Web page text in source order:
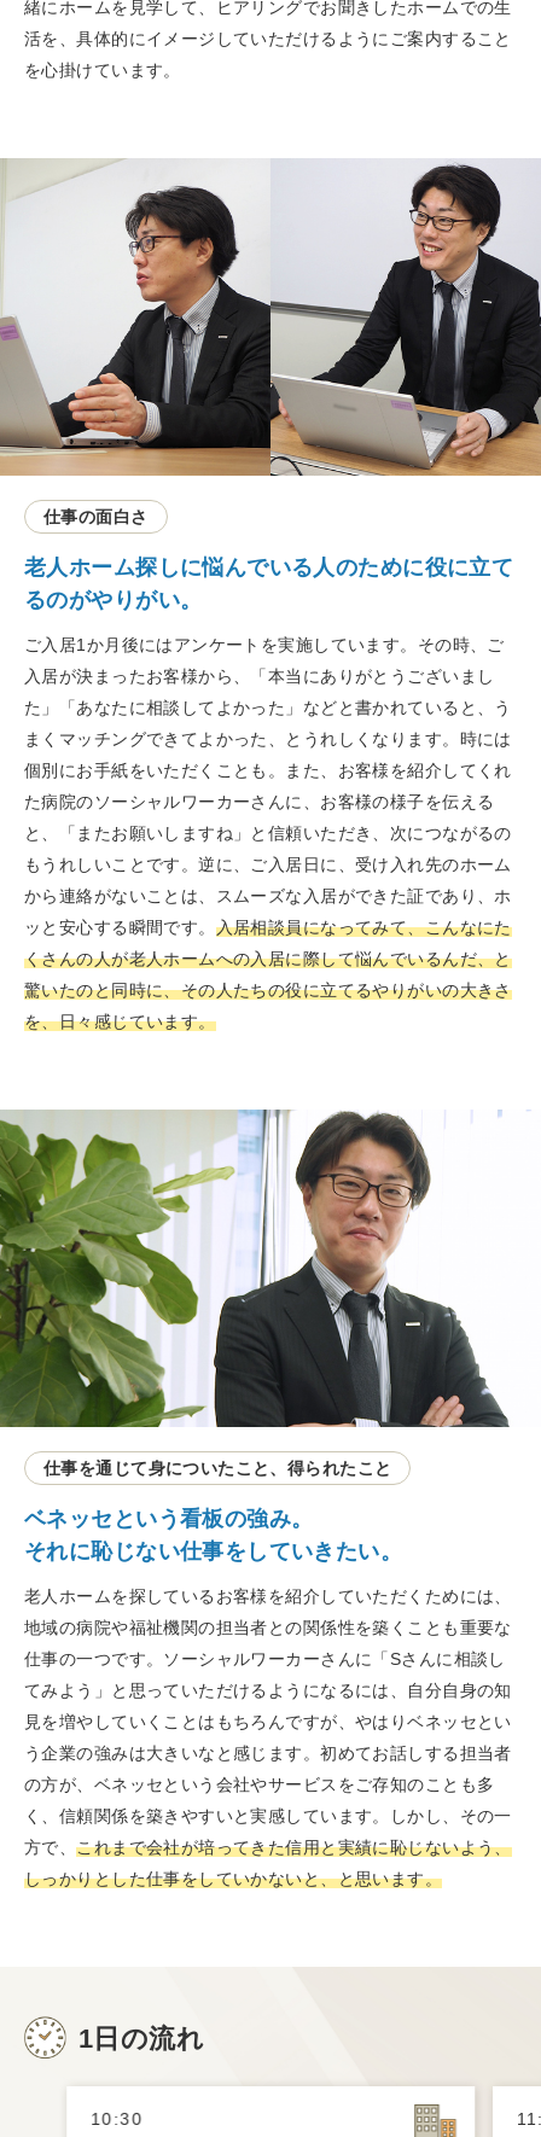
緒にホームを見学して、ヒアリングでお聞きしたホームでの生
活を、具体的にイメージしていただけるようにご案内すること
を心掛けています。
仕事の面白さ
老人ホーム探しに悩んでいる人のために役に立て
るのがやりがい。
ご入居1か月後にはアンケートを実施しています。その時、ご
入居が決まったお客様から、「本当にありがとうございまし
た」「あなたに相談してよかった」などと書かれていると、う
まくマッチングできてよかった、とうれしくなります。時には
個別にお手紙をいただくことも。また、お客様を紹介してくれ
た病院のソーシャルワーカーさんに、お客様の様子を伝える
と、「またお願いしますね」と信頼いただき、次につながるの
もうれしいことです。逆に、ご入居日に、受け入れ先のホーム
から連絡がないことは、スムーズな入居ができた証であり、ホ
ッと安心する瞬間です。 入居相談員になってみて、こんなにた
くさんの人が老人ホームへの入居に際して悩んでいるんだ、と
驚いたのと同時に、その人たちの役に立てるやりがいの大きさ
を、日々感じています。
仕事を通じて身についたこと、得られたこと
ベネッセという看板の強み。
それに恥じない仕事をしていきたい。
老人ホームを探しているお客様を紹介していただくためには、
地域の病院や福祉機関の担当者との関係性を築くことも重要な
仕事の一つです。ソーシャルワーカーさんに「Sさんに相談し
てみよう」と思っていただけるようになるには、自分自身の知
見を増やしていくことはもちろんですが、やはりベネッセとい
う企業の強みは大きいなと感じます。初めてお話しする担当者
の方が、ベネッセという会社やサービスをご存知のことも多
く、信頼関係を築きやすいと実感しています。しかし、その一
方で、これまで会社が培ってきた信用と実績に恥じないよう、
しっかりとした仕事をしていかないと、と思います。
1日の流れ
10:30